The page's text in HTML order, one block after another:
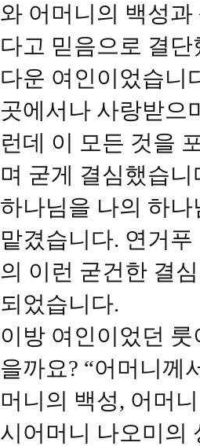
와 어머니의 백성
다고 믿음으로 결
다운 여인이었습니
곳에서나 사랑받으
런데 이 모든 것을
며 굳게 결심했습
하나님을 나의 하
맡겼습니다. 연거
의 이런 굳건한 결
되었습니다.
이방 여인이었던
을까요? “어머니께
머니의 백성, 어머
시어머니 나오미의